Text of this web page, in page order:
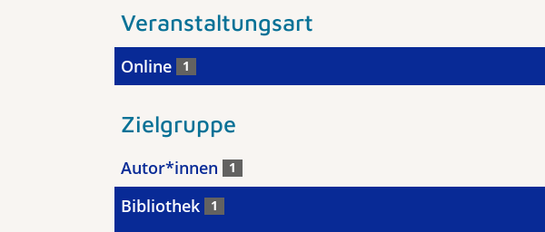
Veranstaltungsart
Online 1
Zielgruppe
Autor*innen 1
Bibliothek 1